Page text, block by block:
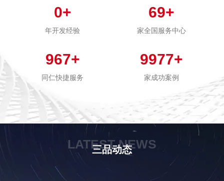
0+
年开发经验
69+
家全国服务中心
967+
同仁快捷服务
9977+
家成功案例
LATEST NEWS
三品动态